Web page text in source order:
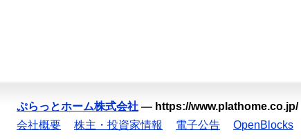
ぷらっとホーム株式会社 — https://www.plathome.co.jp/
会社概要
株主・投資家情報 電子公告 OpenBlocks